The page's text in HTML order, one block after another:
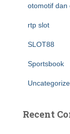
otomotif dan
rtp slot
SLOT88
Sportsbook
Recent